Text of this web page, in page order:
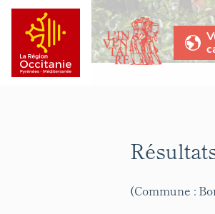
(Commune :